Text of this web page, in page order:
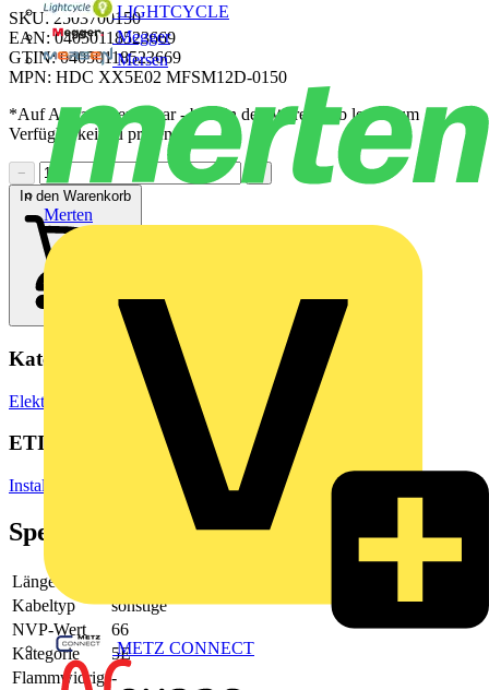
LIGHTCYCLE
Megger
Mersen
Merten
METZ CONNECT
SKU: 2503700150
EAN: 04050118523669
GTIN: 04050118523669
MPN: HDC XX5E02 MFSM12D-0150
*Auf Anfrage verfügbar - bitte in den Warenkorb legen, um
Verfügbarkeit zu prüfen
−
In den Warenkorb
Kategorien
Elektrokabel & Leitungen Spezialkabel
ETIM Group
Installationsmaterial Kommunikationsnetze DNT/FNT
Spezifikationen
Länge
Kabeltyp
sonstige
NVP-Wert
66
Kategorie
5E
Flammwidrig -